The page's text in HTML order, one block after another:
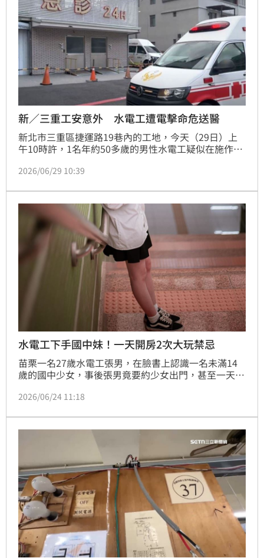
新／三重工安意外 水電工遭電擊命危送醫
新北市三重區捷運路19巷內的工地，今天（29日）上
午10時許，1名年約50多歲的男性水電工疑似在施作時
命徵象，目前已由救護車送往市立三重醫院搶救，至於
2026/06/29 10:39
水電工下手國中妹！一天開房2次大玩禁忌
苗栗一名27歲水電工張男，在臉書上認識一名未滿14
歲的國中少女，事後張男竟要約少女出門，甚至一天內
案經法官審理，認為張男犯對未滿14歲少女為性交罪2
判應賠償40萬元撫慰金。
2026/06/24 11:18